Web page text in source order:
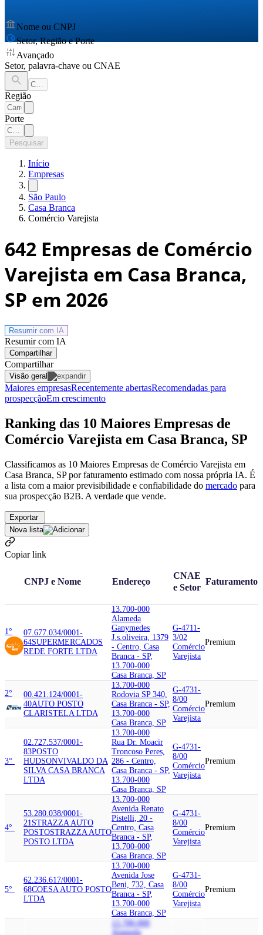
Nome ou CNPJ
Setor, Região e Porte
Avançado
Setor, palavra-chave ou CNAE
Região
Porte
Pesquisar
Início
Empresas
São Paulo
Casa Branca
Comércio Varejista
642 Empresas de Comércio
Varejista em Casa Branca,
SP em 2026
Resumir com IA
Resumir com IA
Compartilhar
Compartilhar
Visão geral
Maiores empresasRecentemente abertasRecomendadas para
prospecçãoEm crescimento
Ranking das 10 Maiores Empresas de
Comércio Varejista em Casa Branca, SP
Classificamos as 10 Maiores Empresas de Comércio Varejista em
Casa Branca, SP por faturamento estimado com nossa própria IA. É
a lista com a maior previsibilidade e confiabilidade do mercado para
sua prospecção B2B. A verdade que vende.
Exportar
Nova lista
Copiar link
CNPJ e Nome Endereço
CNAE
e Setor
Faturamento
1°
07.677.034/0001-
64SUPERMERCADOS
REDE FORTE LTDA
13.700-000
Alameda
Ganymedes
J.s.oliveira, 1379
- Centro, Casa
Branca - SP,
13.700-000
Casa Branca, SP
G-4711-
3/02
Comércio
Varejista
Premium
2°
00.421.124/0001-
40AUTO POSTO
CLARISTELA LTDA
13.700-000
Rodovia SP 340,
Casa Branca - SP,
13.700-000
Casa Branca, SP
G-4731-
8/00
Comércio
Varejista
Premium
3°
02.727.537/0001-
83POSTO
HUDSONVIVALDO DA
SILVA CASA BRANCA
LTDA
13.700-000
Rua Dr. Moacir
Troncoso Peres,
286 - Centro,
Casa Branca - SP,
13.700-000
Casa Branca, SP
G-4731-
8/00
Comércio
Varejista
Premium
4°
53.280.038/0001-
21 STRAZZA AUTO
POSTOSTRAZZA AUTO
POSTO LTDA
13.700-000
Avenida Renato
Pistelli, 20 -
Centro, Casa
Branca - SP,
13.700-000
Casa Branca, SP
G-4731-
8/00
Comércio
Varejista
Premium
5°
62.236.617/0001-
68COESA AUTO POSTO
LTDA
13.700-000
Avenida Jose
Beni, 732, Casa
Branca - SP,
13.700-000
Casa Branca, SP
G-4731-
8/00
Comércio
Varejista
Premium
13.700-000
Alameda